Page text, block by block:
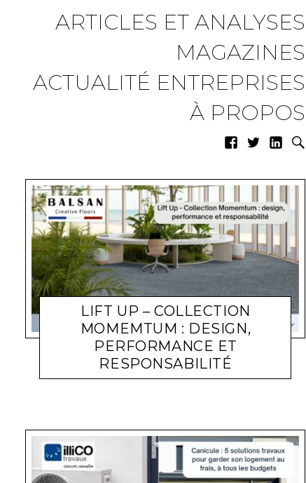
ARTICLES ET ANALYSES
MAGAZINES
ACTUALITÉ ENTREPRISES
À PROPOS
LIFT UP – COLLECTION
MOMEMTUM : DESIGN,
PERFORMANCE ET
RESPONSABILITÉ
ACTUALITÉ ENTREPRISES LARA GASQUET 22 JUIN 2026